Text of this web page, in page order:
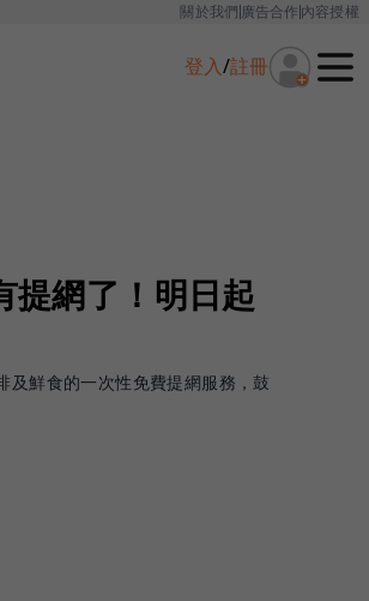
關於我們廣告合作內容授權
登入/註冊
提網了！明日起
及鮮食的一次性免費提網服務，鼓